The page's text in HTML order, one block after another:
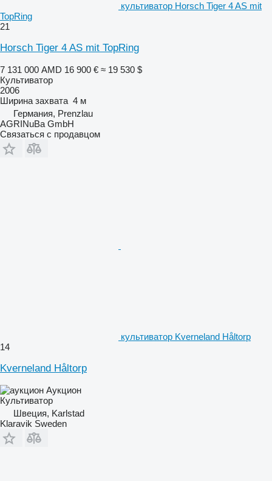
культиватор Horsch Tiger 4 AS mit
TopRing
21
Horsch Tiger 4 AS mit TopRing
7 131 000 AMD 16 900 € ≈ 19 530 $
Культиватор
2006
Ширина захвата 4 м
Германия, Prenzlau
AGRINuBa GmbH
Связаться с продавцом
культиватор Kverneland Håltorp
14
Kverneland Håltorp
Аукцион
Культиватор
Швеция, Karlstad
Klaravik Sweden